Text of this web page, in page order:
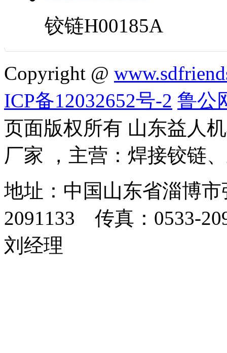
铰链H00185A
Copyright @
ICP备12032652号-2 鲁公
页面版权所有 山东益人
厂家 ，主营：焊接铰链
地址：中国山东省淄博
2091133 传真：0533-
刘经理